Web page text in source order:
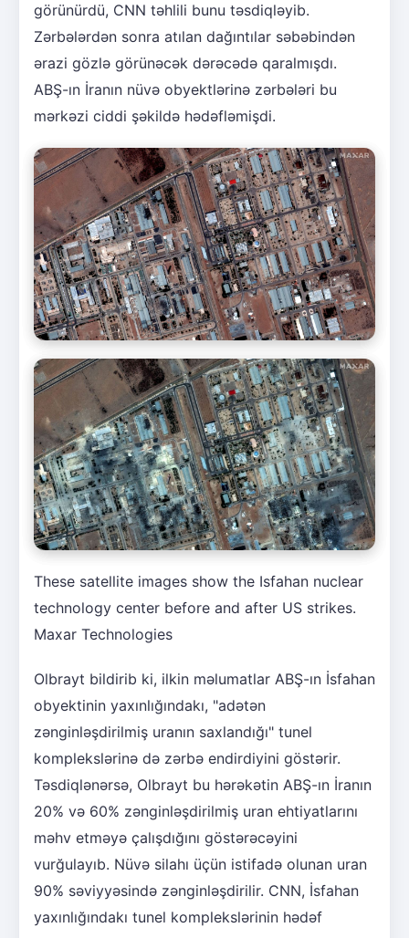
görünürdü, CNN təhlili bunu təsdiqləyib.
Zərbələrdən sonra atılan dağıntılar səbəbindən
ərazi gözlə görünəcək dərəcədə qaralmışdı.
ABŞ-ın İranın nüvə obyektlərinə zərbələri bu
mərkəzi ciddi şəkildə hədəfləmişdi.
These satellite images show the Isfahan nuclear
technology center before and after US strikes.
Maxar Technologies
Olbrayt bildirib ki, ilkin məlumatlar ABŞ-ın İsfahan
obyektinin yaxınlığındakı, "adətən
zənginləşdirilmiş uranın saxlandığı" tunel
komplekslərinə də zərbə endirdiyini göstərir.
Təsdiqlənərsə, Olbrayt bu hərəkətin ABŞ-ın İranın
20% və 60% zənginləşdirilmiş uran ehtiyatlarını
məhv etməyə çalışdığını göstərəcəyini
vurğulayıb. Nüvə silahı üçün istifadə olunan uran
90% səviyyəsində zənginləşdirilir. CNN, İsfahan
yaxınlığındakı tunel komplekslərinin hədəf